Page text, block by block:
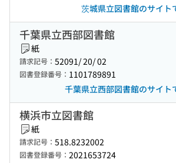
茨城県立図書館のサイト
千葉県立西部図書館
紙
請求記号： 52091/ 20/ 02
図書登録番号： 1101789891
千葉県立西部図書館のサイト
横浜市立図書館
紙
請求記号： 518.8232002
図書登録番号： 2021653724